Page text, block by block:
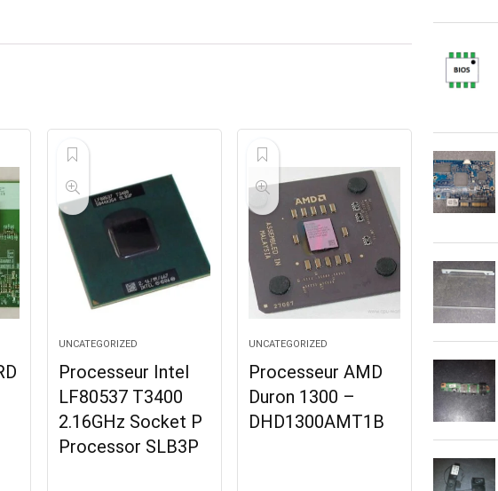
UNCATEGORIZED
Processeur Intel
LF80537 T3400
2.16GHz Socket P
Processor SLB3P
UNCATEGORIZED
Processeur AMD
Duron 1300 –
DHD1300AMT1B